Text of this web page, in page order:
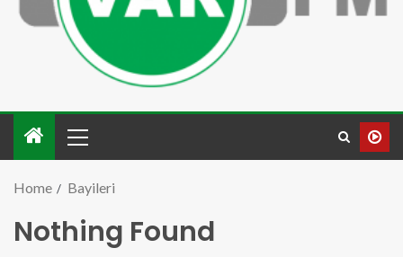
Home Bayileri
Nothing Found